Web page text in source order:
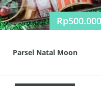
Rp
Parsel Natal Moon